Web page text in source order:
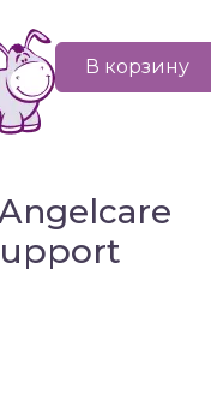
В корзину